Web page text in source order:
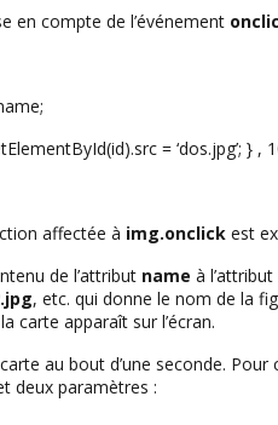
en compte de l’événement
= ‘dos.jpg’; } ,
affectée à img.onclick est
de l’attribut name à l’attribut
, etc. qui donne le nom de la
carte apparaît sur l’écran.
au bout d’une seconde.
deux paramètres :